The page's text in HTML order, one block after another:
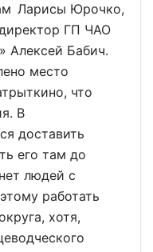
Ларисы Юрочко,
ГП ЧАО
Алексей Бабич.
место
что
В
доставить
его там до
людей с
работать
хотя,